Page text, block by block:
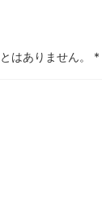
はありません。 *